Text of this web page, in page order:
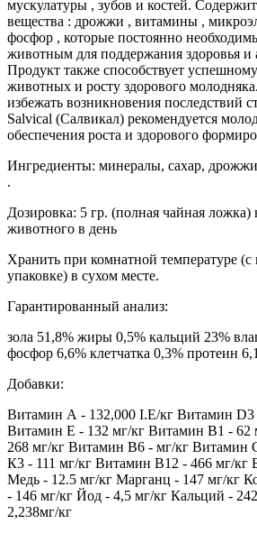
мускулатуры , зубов и костей.
вещества : дрожжи , витамины ,
фосфор , которые постоянно
животным для поддержания здоровья и
Продукт также способствует
животных и росту здорового
избежать возникновения последствий
Salvical (Салвикал) рекомендуется
обеспечения роста и здорового
Ингредиенты: минералы, сахар,
.
Дозировка: 5 гр. (полная чайная ложка)
животного в день
Хранить при комнатной температуре (с
упаковке) в сухом месте.
Гарантированный анализ:
зола 51,8% жиры 0,5% кальций 23%
фосфор 6,6% клетчатка 0,3% протеин
Добавки:
Витамин А - 132,000 I.E/кг Витамин D3
Витамин E - 132 мг/кг Витамин В1 - 62
268 мг/кг Витамин В6 - мг/кг Витамин
К3 - 111 мг/кг Витамин В12 - 466 мг/кг
Медь - 12.5 мг/кг Марганц - 147 мг/кг
- 146 мг/кг Йод - 4,5 мг/кг Кальций -
2,238мг/кг